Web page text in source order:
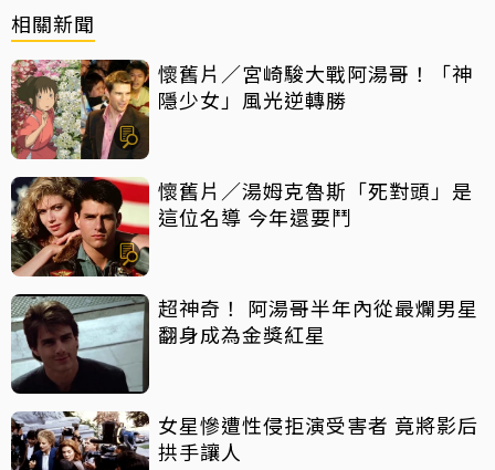
相關新聞
懷舊片／宮崎駿大戰阿湯哥！「神
隱少女」風光逆轉勝
懷舊片／湯姆克魯斯「死對頭」是
這位名導 今年還要鬥
超神奇！ 阿湯哥半年內從最爛男星
翻身成為金獎紅星
女星慘遭性侵拒演受害者 竟將影后
拱手讓人